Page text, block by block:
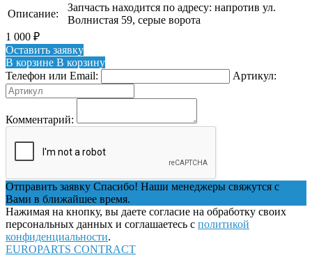
Описание:
Запчасть находится по адресу: напротив ул.
Волнистая 59, серые ворота
1 000 ₽
Оставить заявку
В корзине В корзину
Телефон или Email:
Артикул:
Комментарий:
Отправить заявку Спасибо! Наши менеджеры свяжутся с
Вами в ближайшее время.
Нажимая на кнопку, вы даете согласие на обработку своих
персональных данных и соглашаетесь с политикой
конфиденциальности.
EUROPARTS CONTRACT